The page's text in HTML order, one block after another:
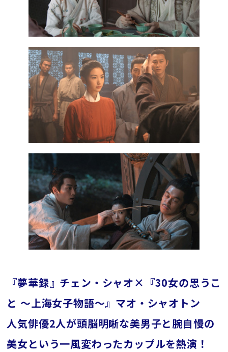
『夢華録』チェン・シャオ×『30女の思うこ
と ～上海女子物語～』マオ・シャオトン
人気俳優2人が頭脳明晰な美男子と腕自慢の
美女という一風変わったカップルを熱演！